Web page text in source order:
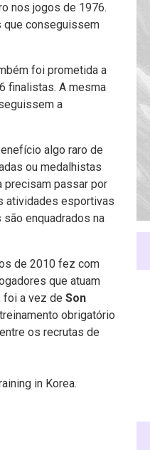
nos jogos de 1976.
que conseguissem
foi prometida a
finalistas. A mesma
a
algo raro de
ou medalhistas
precisam passar por
atividades esportivas
enquadrados na
de 2010 fez com
que atuam
foi a vez de Son
obrigatório
os recrutas de
in Korea.